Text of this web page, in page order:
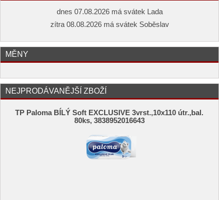
dnes 07.08.2026 má svátek Lada
zítra 08.08.2026 má svátek Soběslav
MĚNY
NEJPRODÁVANĚJŠÍ ZBOŽÍ
TP Paloma BÍLÝ Soft EXCLUSIVE 3vrst.,10x110 útr.,bal.
80ks, 3838952016643